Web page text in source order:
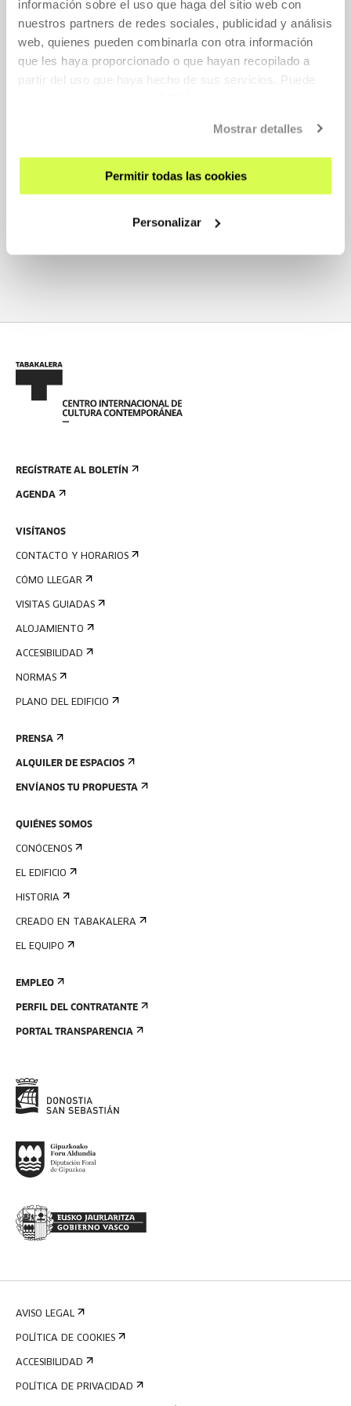
información sobre el uso que haga del sitio web con
nuestros partners de redes sociales, publicidad y análisis
web, quienes pueden combinarla con otra información
que les haya proporcionado o que hayan recopilado a
partir del uso que haya hecho de sus servicios. Puede
Mostrar detalles
Permitir todas las cookies
Personalizar
ADJUNTA PDF *
ACEPTO EL ACUERDO DE PROTECCIÓN DE DATOS
REGÍSTRATE AL BOLETÍN
AGENDA
VISÍTANOS
CONTACTO Y HORARIOS
CÓMO LLEGAR
VISITAS GUIADAS
ALOJAMIENTO
ACCESIBILIDAD
NORMAS
PLANO DEL EDIFICIO
PRENSA
ALQUILER DE ESPACIOS
ENVÍANOS TU PROPUESTA
QUIÉNES SOMOS
CONÓCENOS
EL EDIFICIO
HISTORIA
CREADO EN TABAKALERA
EL EQUIPO
EMPLEO
PERFIL DEL CONTRATANTE
PORTAL TRANSPARENCIA
AVISO LEGAL
POLÍTICA DE COOKIES
ACCESIBILIDAD
POLÍTICA DE PRIVACIDAD